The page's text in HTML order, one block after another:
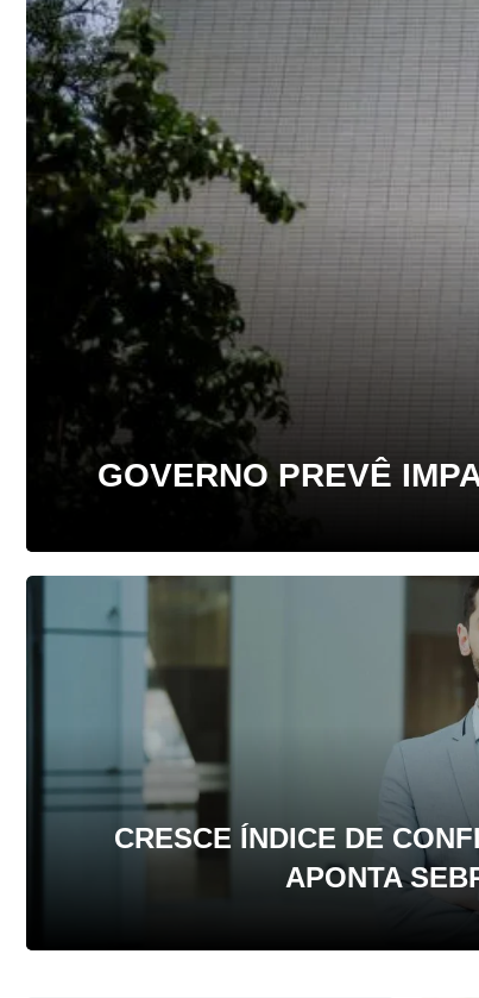
GOVERNO PREVÊ
CRESCE ÍNDICE DE
APONTA